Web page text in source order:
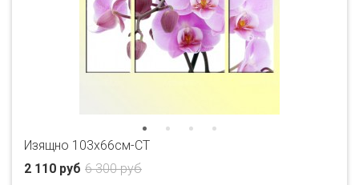
Изящно 103х66см-CT
6 300 руб
2 110 руб